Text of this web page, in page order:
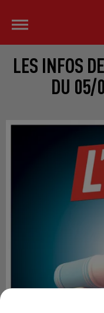
LES INFOS
DU 05/